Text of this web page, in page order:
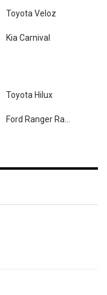
Toyota Veloz
Kia Carnival
Toyota Hilux